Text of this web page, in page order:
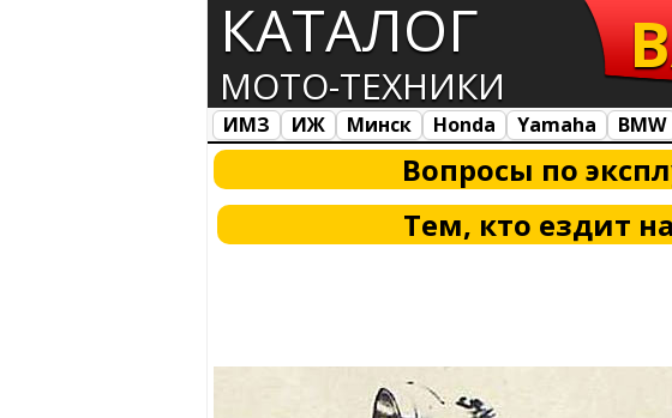
КАТАЛОГ
МОТО-ТЕХНИКИ
ИМЗ ИЖ Минск Honda Yamaha BMW
Все марки
Загрузка...Вопросы по
Тем, кто ездит